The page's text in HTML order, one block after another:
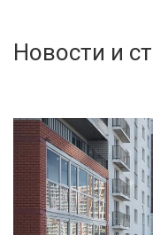
Новости и